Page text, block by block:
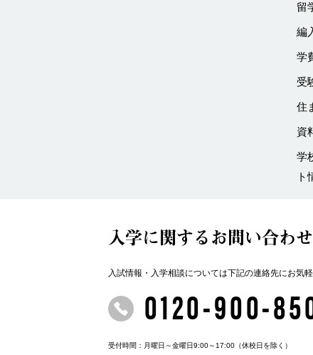
留
編
学
受
住
資
学
ト
入学に関するお問い合わせ
入試情報・入学相談については下記の連絡先にお気軽
0120-900-
受付時間：月曜日～金曜日9:00～17:00 （休校日を除く）